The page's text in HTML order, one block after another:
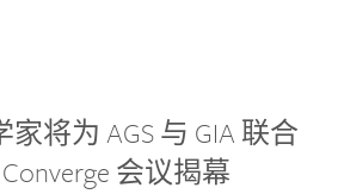
将为 AGS 与 GIA 联合
会议揭幕